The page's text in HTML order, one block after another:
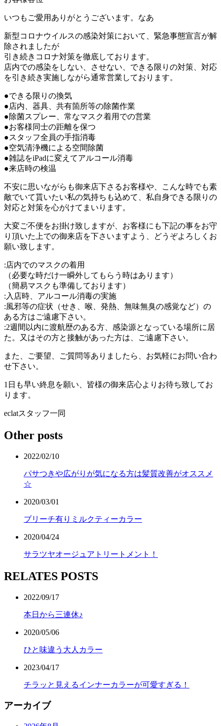
いつもご愛用ありがとうございます。なあ
新型コロナウイルスの感染対策において、緊急事態宣言が解
除されましたが
引き続きコロナ対策を徹底しております。
店内での感染をしない、させない、できる限りの対策、対応
を引き続き実施しながら通常営業しております。
●できる限りの換気
●店内、器具、共有箇所等の除菌作業
●除菌スプレー、常なマスク着用での営業
●お客様同士の距離を保つ
●スタッフ全員の手指消毒
●空気清浄機による空間除菌
●雑誌をiPadに変えてアルコール消毒
●来店時の検温
不安に思いながらも御来店下さるお客様や、こんな時でも素
敵でいて貰いたい私の気持ちも込めて、私自身できる限りの
対応と対策を心がけてまいります。
大変ご不便をお掛け致しますが、お客様にも下記の事をお守
り頂いた上での御来店を下さいますよう、どうぞよろしくお
願い致します。
:店内でのマスクの着用
（必要な時だけ一瞬外してもらう時はあります）
（簡易マスクも準備しております）
:入店時、アルコール消毒の実施
:風邪等の症状（せき、喉、発熱、無味無臭の感覚など）の
ある方はご遠慮下さい。
:2週間以内に渡航歴のある方、感染源となっている場所に居
た。又はその方と接触があった方は、ご遠慮下さい。
また、ご要望、ご質問等ありましたら、お気軽にお問い合わ
せ下さい。
1日も早い終息を願い、皆様の御来店心よりお待ち致してお
ります。
eclatスタッフ一同
Other posts
2022/02/10
パサつきや広がりが気になる方は髪質改善がオススメ
☆
2020/03/01
ブリーチ有りミルクティーカラー
2020/04/24
サラツヤオージュアトリートメント！
RELATES POSTS
2022/09/17
本日から三連休♪
2020/05/06
ひと味違う大人カラー
2023/04/17
チラッと見えるインナーカラーが可愛すぎる！
アーカイブ